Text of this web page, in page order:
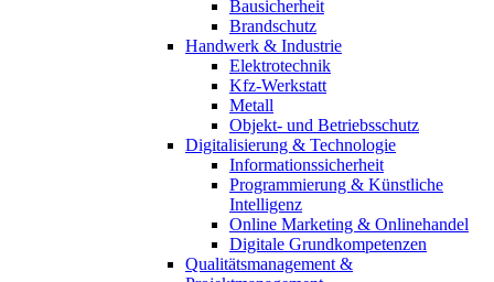
Bausicherheit
Brandschutz
Handwerk & Industrie
Elektrotechnik
Kfz-Werkstatt
Metall
Objekt- und Betriebsschutz
Digitalisierung & Technologie
Informationssicherheit
Programmierung & Künstliche
Intelligenz
Online Marketing & Onlinehandel
Digitale Grundkompetenzen
Qualitätsmanagement &